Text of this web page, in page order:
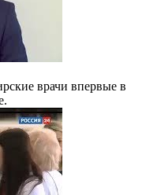
врачи впервые в